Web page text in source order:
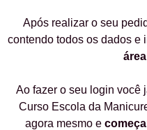
Após realizar o seu
contendo todos os dados e
Ao fazer o seu login você
Curso Escola da
agora mesmo e